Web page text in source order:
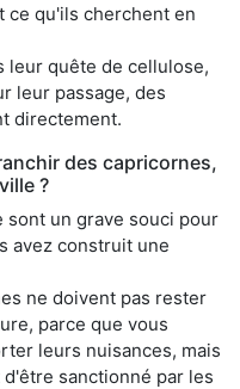
ce qu'ils cherchent en
leur quête de cellulose,
leur passage, des
directement.
des capricornes,
?
sont un grave souci pour
avez construit une
ne doivent pas rester
parce que vous
leurs nuisances, mais
sanctionné par les